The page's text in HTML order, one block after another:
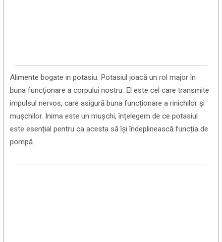
Alimente bogate in potasiu. Potasiul joacă un rol major în
buna funcționare a corpului nostru. El este cel care transmite
impulsul nervos, care asigură buna funcționare a rinichilor și
mușchilor. Inima este un mușchi, înțelegem de ce potasiul
este esențial pentru ca acesta să își îndeplinească funcția de
pompă.